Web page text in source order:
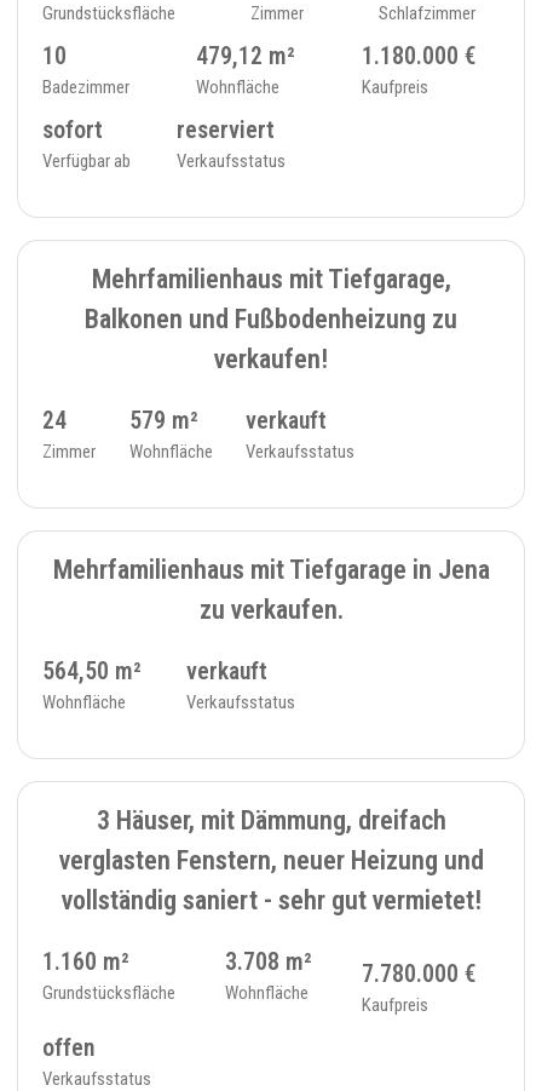
Grundstücksfläche Zimmer Schlafzimmer
10
Badezimmer
479,12 m²
Wohnfläche
1.180.000 €
Kaufpreis
sofort
Verfügbar ab
reserviert
Verkaufsstatus
VERKAUFT
3 MEHRFAMILIENHAUS - 166
Mehrfamilienhaus mit Tiefgarage,
Balkonen und Fußbodenheizung zu
verkaufen!
24
Zimmer
579 m²
Wohnfläche
verkauft
Verkaufsstatus
VERKAUFT
3 MEHRFAMILIENHAUS - 121
Mehrfamilienhaus mit Tiefgarage in Jena
zu verkaufen.
564,50 m²
Wohnfläche
verkauft
Verkaufsstatus
4 MEHRFAMILIENHAUS - 392
3 Häuser, mit Dämmung, dreifach
verglasten Fenstern, neuer Heizung und
vollständig saniert - sehr gut vermietet!
1.160 m²
Grundstücksfläche
3.708 m²
Wohnfläche
7.780.000 €
Kaufpreis
offen
Verkaufsstatus